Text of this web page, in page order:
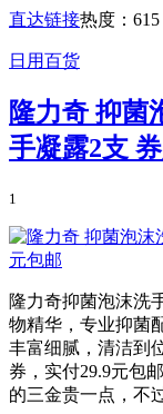
直达链接热度：
日用百货
隆力奇 抑菌
手凝露2支
1
隆力奇抑菌泡沫洗
物精华，专业抑菌
丰富细腻，清洁到
券，实付29.9元包
的三金贵一点，不